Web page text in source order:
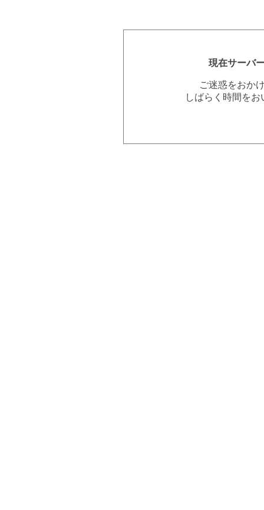
現在サーバ
ご迷惑をおか
しばらく時間を